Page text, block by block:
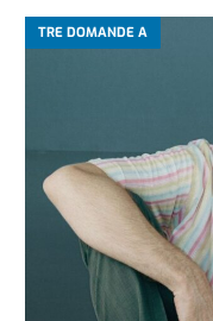
TRE DOMANDE A